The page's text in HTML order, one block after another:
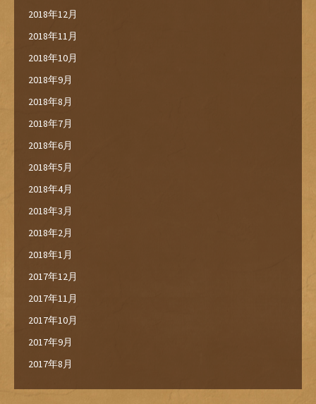
2018年12月
2018年11月
2018年10月
2018年9月
2018年8月
2018年7月
2018年6月
2018年5月
2018年4月
2018年3月
2018年2月
2018年1月
2017年12月
2017年11月
2017年10月
2017年9月
2017年8月